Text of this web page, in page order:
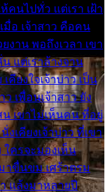
คนไปทั่ว แต่เรา เฝ้า
มื่อ เจ้าสาว คือคน
งาน พอถึงเวลา เขา
แต่เราล้างจาน
คียงใจเจ้าบ่าว เป็น
เพื่อนเจ้าสาว ยัง
เขาไม่เห็นคน ที่อยู่
งเคียงเจ้าบ่าว ที่เขา
ใครจะมองเห็น
าขื่นขม เศร้าตรม
แล้งมาหลายปี